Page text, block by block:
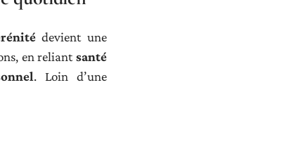
devient une
en reliantsanté
. Loin d’une